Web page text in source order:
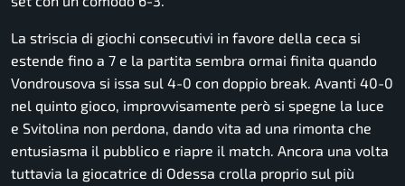
La striscia di giochi consecutivi in favore della ceca si
estende fino a 7 e la partita sembra ormai finita quando
Vondrousova si issa sul 4-0 con doppio break. Avanti 40-0
nel quinto gioco, improvvisamente però si spegne la luce
e Svitolina non perdona, dando vita ad una rimonta che
entusiasma il pubblico e riapre il match. Ancora una volta
tuttavia la giocatrice di Odessa crolla proprio sul più